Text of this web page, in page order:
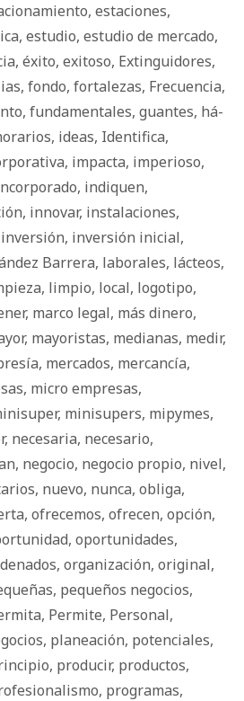
, estaciones,
, estudio, estudio de mercado,
, éxito, exitoso, Extinguidores,
, fondo, fortalezas, Frecuencia,
, fundamentales, guantes, há­
, ideas, Identifica,
, impacta, imperioso,
, indiquen,
, innovar, instalaciones,
inversión, inversión inicial,
Barrera, laborales, lácteos,
, limpio, local, logotipo,
, marco legal, más dinero,
, mayoristas, medianas, medir,
, mercados, mercancía,
, micro empresas,
, minisupers, mipymes,
, necesaria, necesario,
, negocio, negocio propio, nivel,
, nuevo, nunca, obliga,
, ofrecemos, ofrecen, opción,
, oportunidades,
, organización, original,
, pequeños negocios,
, Permite, Personal,
, planeación, potenciales,
, producir, productos,
, programas,